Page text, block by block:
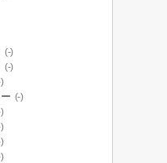
(-)
(-)
(-)